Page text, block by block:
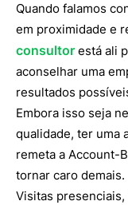
Quando falamos
em proximidade e
consultor está ali
aconselhar uma
resultados
Embora isso seja
qualidade, ter uma
remeta a Account-
tornar caro demais.
Visitas presenciais,